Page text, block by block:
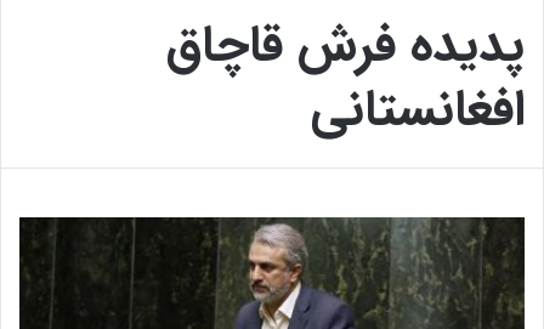
پدیده فرش قاچاق
افغانستانی